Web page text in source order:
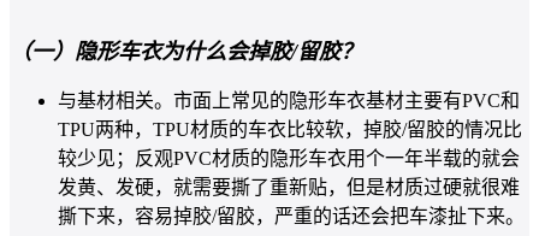
（一）隐形车衣为什么会掉胶/留胶？
与基材相关。市面上常见的隐形车衣基材主要有PVC和
TPU两种，TPU材质的车衣比较软，掉胶/留胶的情况比
较少见；反观PVC材质的隐形车衣用个一年半载的就会
发黄、发硬，就需要撕了重新贴，但是材质过硬就很难
撕下来，容易掉胶/留胶，严重的话还会把车漆扯下来。